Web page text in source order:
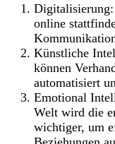
Digitalisierung:
online
Künstliche
können
automatisiert
Emotional
Welt wird die
wichtiger, um